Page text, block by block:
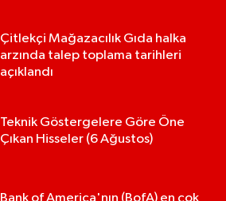
Çitlekçi Mağazacılık Gıda halka
arzında talep toplama tarihleri
açıklandı
Teknik Göstergelere Göre Öne
Çıkan Hisseler (6 Ağustos)